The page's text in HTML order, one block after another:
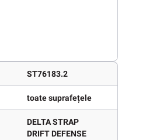
ST76183.2
toate suprafețele
DELTA STRAP
DRIFT DEFENSE